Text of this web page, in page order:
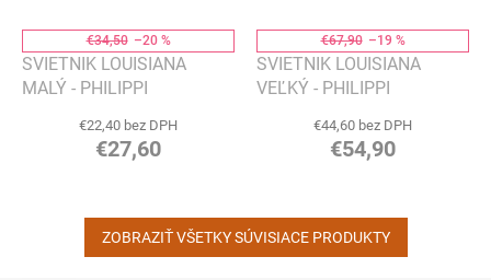
€34,50 –20 %
SVIETNIK LOUISIANA
MALÝ - PHILIPPI
€22,40 bez DPH
€27,60
€67,90 –19 %
SVIETNIK LOUISIANA
VEĽKÝ - PHILIPPI
€44,60 bez DPH
€54,90
ZOBRAZIŤ VŠETKY SÚVISIACE PRODUKTY